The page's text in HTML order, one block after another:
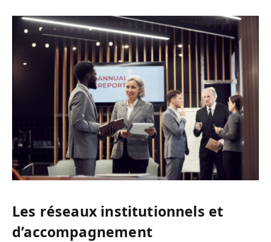
Les réseaux institutionnels et
d’accompagnement